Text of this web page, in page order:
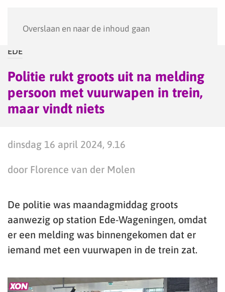
Overslaan en naar de inhoud gaan
EDE
Politie rukt groots uit na melding
persoon met vuurwapen in trein,
maar vindt niets
dinsdag 16 april 2024, 9.16
door Florence van der Molen
De politie was maandagmiddag groots
aanwezig op station Ede-Wageningen, omdat
er een melding was binnengekomen dat er
iemand met een vuurwapen in de trein zat.